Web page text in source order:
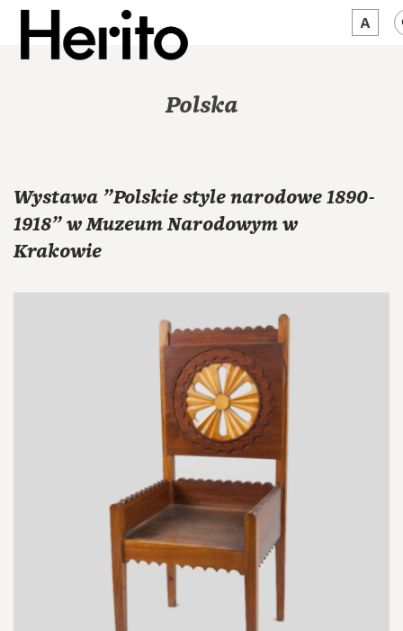
JĘZYK: PL
Polska
Wystawa "Polskie style narodowe 1890-
1918" w Muzeum Narodowym w
Krakowie